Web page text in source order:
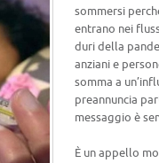
sommersi
entrano nei
duri della
anziani e
somma a
preannuncia
messaggio è
È un appello